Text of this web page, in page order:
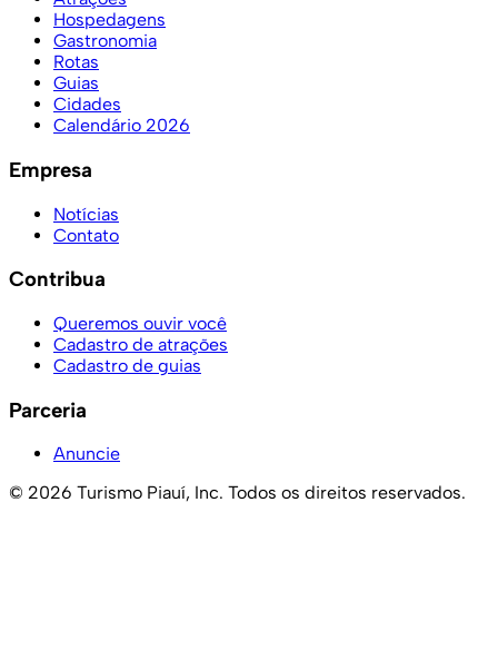
Hospedagens
Gastronomia
Rotas
Guias
Cidades
Calendário 2026
Empresa
Notícias
Contato
Contribua
Queremos ouvir você
Cadastro de atrações
Cadastro de guias
Parceria
Anuncie
© 2026 Turismo Piauí, Inc. Todos os direitos reservados.